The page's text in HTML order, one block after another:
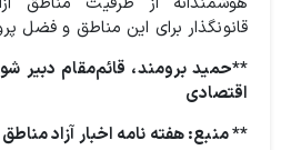
قانونگذار برای این مناطق و فضل
**حمید برومند، قائم‌مقام دبیر
اقتصادی
** منبع: هفته نامه اخبار آزاد مناطق